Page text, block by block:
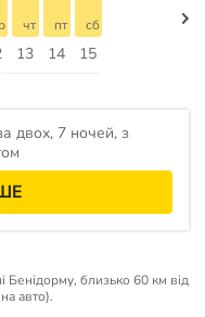
13
чт
14
пт
15
сб
двох, 7 ночей, з
Бенідорму, близько 60 км від
авто).